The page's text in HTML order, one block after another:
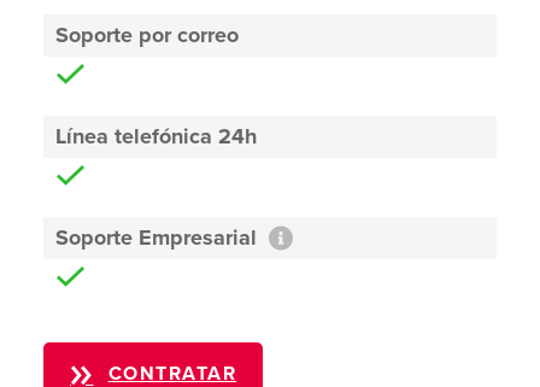
Soporte por correo
Línea telefónica 24h
Soporte Empresarial
CONTRATAR